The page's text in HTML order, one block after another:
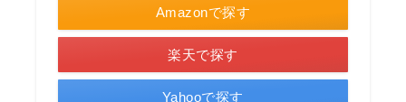
Amazonで探す
楽天で探す
Yahooで探す